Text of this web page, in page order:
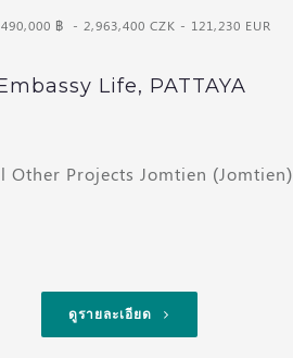
฿ - 2,963,400 CZK - 121,230 EUR
Life, PATTAYA
Other Projects Jomtien (Jomtien)
ดูรายละเอียด